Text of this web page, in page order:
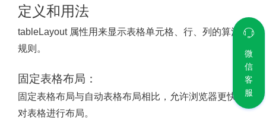
定义和用法
tableLayout 属性用来显示表格单元格、行、列的算法
规则。
固定表格布局：
固定表格布局与自动表格布局相比，允许浏览器更快地
对表格进行布局。
微
信
客
服